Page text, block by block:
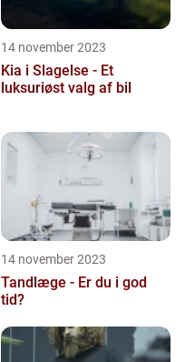
14 november 2023
Kia i Slagelse - Et
luksuriøst valg af bil
14 november 2023
Tandlæge - Er du i god
tid?